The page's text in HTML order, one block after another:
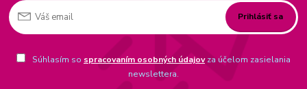
Prihlásiť sa
Súhlasím so spracovaním osobných údajovza účelom zasielania
newslettera.